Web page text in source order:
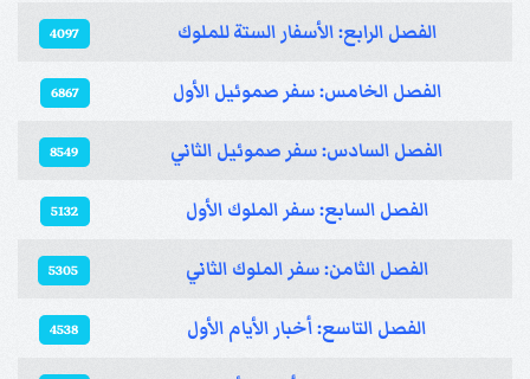
الفصل الرابع: الأسفار الستة للملوك 4097
الفصل الخامس: سفر صموئيل الأول 6867
الفصل السادس: سفر صموئيل الثاني 8549
الفصل السابع: سفر الملوك الأول 5132
الفصل الثامن: سفر الملوك الثاني 5305
الفصل التاسع: أخبار الأيام الأول 4538